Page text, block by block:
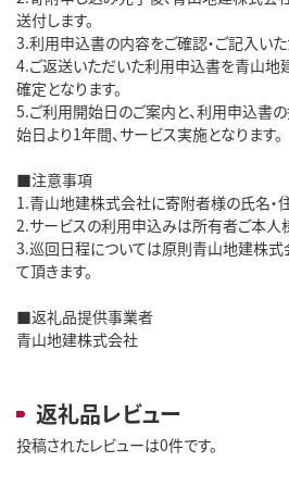
送付します。
3.利用申込書の内容をご確認・ご記入いた
4.ご返送いただいた利用申込書を青山地
確定となります。
5.ご利用開始日のご案内と、利用申込書
始日より1年間、サービス実施となります。
■注意事項
1.青山地建株式会社に寄附者様の氏名・
2.サービスの利用申込みは所有者ご本人
3.巡回日程については原則青山地建株式
て頂きます。
■返礼品提供事業者
青山地建株式会社
返礼品レビュー
投稿されたレビューは0件です。